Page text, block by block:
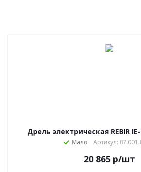
Дрель электрическая REBIR
Мало Артикул:
20 865 р/шт